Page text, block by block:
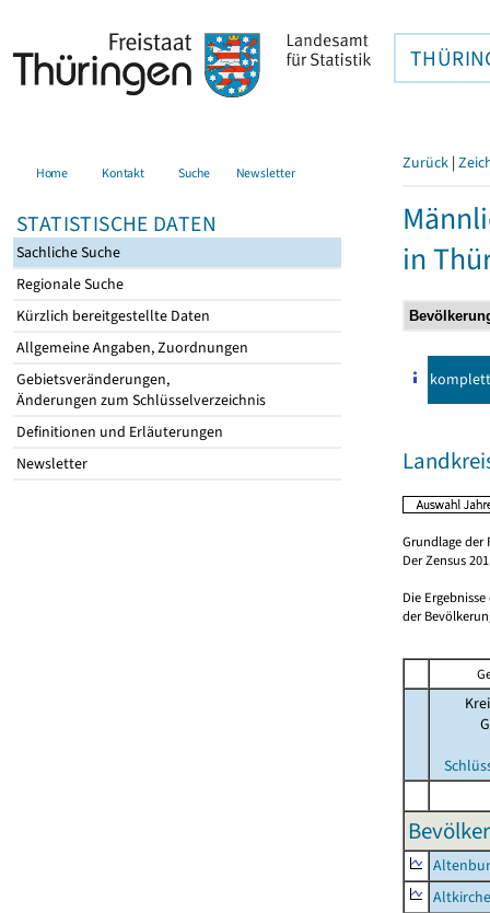
Home Kontakt Suche Newsletter
STATISTISCHE DATEN
Sachliche Suche
Regionale Suche
Kürzlich bereitgestellte Daten
Allgemeine Angaben, Zuordnungen
Gebietsveränderungen,
Änderungen zum Schlüsselverzeichnis
Definitionen und Erläuterungen
Newsletter
Zurück |
in
komplett
Grundlage der
Der Zensus
Die
der